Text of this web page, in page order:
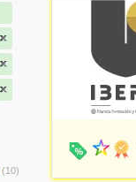
(10)